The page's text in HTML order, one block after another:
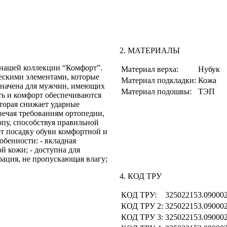
коллекции “Комфорт”.
элементами, которые
для мужчин, имеющих
и комфорт обеспечиваются
снижает ударные
требованиям ортопедии,
способствуя правильной
посадку обуви комфортной и
- вкладная
кожи; - доступна для
не пропускающая влагу;
2. МАТЕРИАЛЫ
Материал верха:
Нубук
Материал подкладки: Кожа
Материал подошвы:
ТЭП
4. КОД ТРУ
КОД ТРУ:
КОД ТРУ 2:
КОД ТРУ 3: